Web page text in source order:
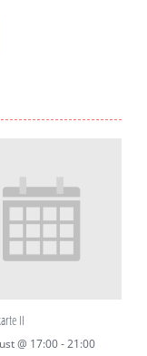
II
@ 17:00-21:00